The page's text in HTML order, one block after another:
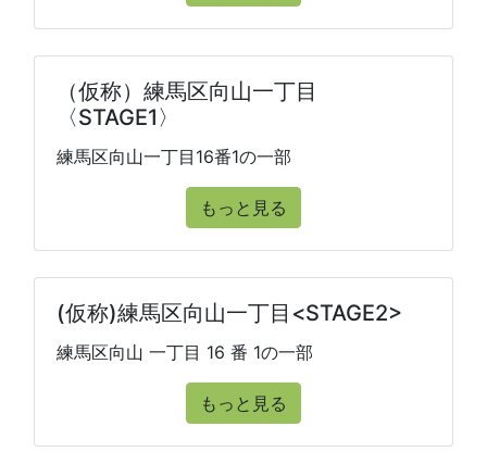
（仮称）練馬区向山一丁目
〈STAGE1〉
練馬区向山一丁目16番1の一部
もっと見る
(仮称)練馬区向山一丁目<STAGE2>
練馬区向山 一丁目 16 番 1の一部
もっと見る